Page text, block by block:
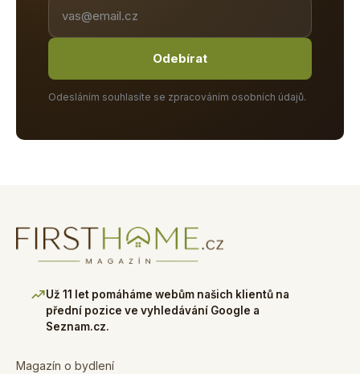
Odebírat
Odesláním souhlasíte se zpracováním osobních údajů.
Už 11 let pomáháme webům našich klientů na
přední pozice ve vyhledávání Google a
Seznam.cz.
Magazín o bydlení